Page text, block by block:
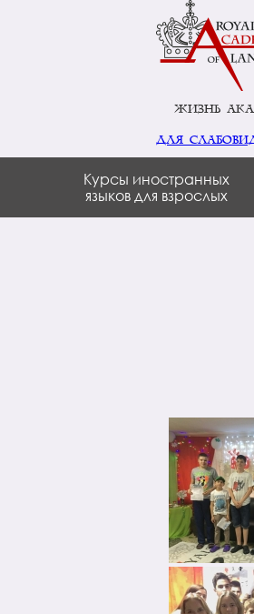
Жизнь
для
Курсы иностранных
языков для взрослых